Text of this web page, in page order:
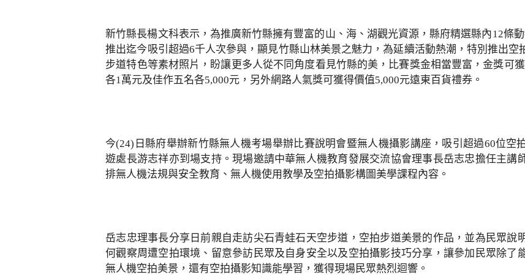
新竹縣長楊文科表示，為推廣新竹縣擁有豐富的山、海、湖觀光資源，縣府精選縣內12條
推出迄今吸引超過6千人次參與，顯見竹縣山林美景之魅力，為延續活動熱潮，特別推出
步道特色等素材照片，盼讓更多人從不同角度看見竹縣的美，比賽獎金相當豐富，金獎可
各1萬元及佳作五名各5,000元，另外網路人氣獎可獲得價值5,000元遠東百貨禮券。
今(24)日縣府舉辦新竹縣無人機考場舉辦比賽說明會暨無人機攝影講座，吸引超過60位空
遊處長游志祥亦到場支持。現場邀請中華無人機教育發展交流協會理事長岳志忠擔任主講
排無人機法規與安全教育、無人機使用教學及空拍攝影構圖美學課程內容。
岳志忠理事長分享日前親自走訪尖石青蛙石天空步道，空拍步道美景的作品，並為民眾說
何觀察周遭空拍環境、留意參訪民眾及自身安全以及空拍攝影技巧分享，讓參加民眾除了
無人機空拍美景，還有空拍攝影知識能學習，獲得現場民眾熱烈迴響。